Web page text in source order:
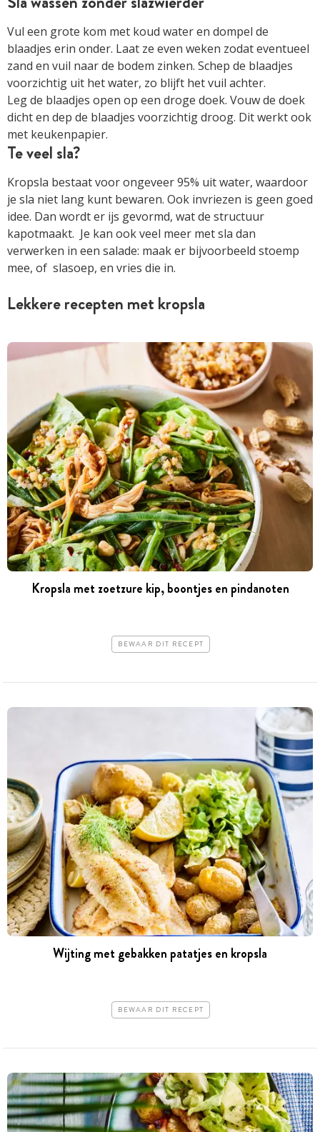
Vul een grote kom met koud water en dompel de
blaadjes erin onder. Laat ze even weken zodat eventueel
zand en vuil naar de bodem zinken. Schep de blaadjes
voorzichtig uit het water, zo blijft het vuil achter.
Leg de blaadjes open op een droge doek. Vouw de doek
dicht en dep de blaadjes voorzichtig droog. Dit werkt ook
met keukenpapier.
Te veel sla?
Kropsla bestaat voor ongeveer 95% uit water, waardoor
je sla niet lang kunt bewaren. Ook invriezen is geen goed
idee. Dan wordt er ijs gevormd, wat de structuur
kapotmaakt. Je kan ook veel meer met sla dan
verwerken in een salade: maak er bijvoorbeeld stoemp
mee, of slasoep, en vries die in.
Lekkere recepten met kropsla
Kropsla met zoetzure kip, boontjes en pindanoten
BEWAAR DIT RECEPT
Wijting met gebakken patatjes en kropsla
BEWAAR DIT RECEPT